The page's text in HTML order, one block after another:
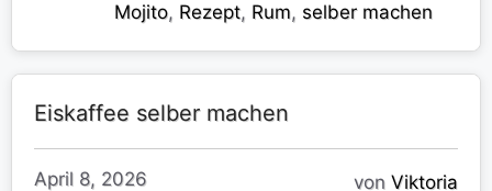
Mojito, Rezept, Rum, selber machen
Eiskaffee selber machen
April 8, 2026 von Viktoria